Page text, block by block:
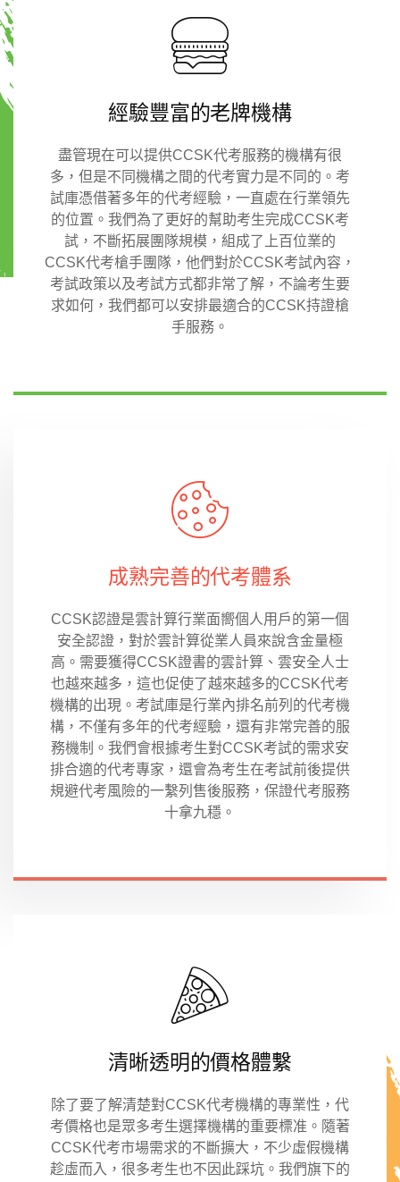
經驗豐富的老牌機構
盡管現在可以提供CCSK代考服務的機構有很
多，但是不同機構之間的代考實力是不同的。考
試庫憑借著多年的代考經驗，一直處在行業領先
的位置。我們為了更好的幫助考生完成CCSK考
試，不斷拓展團隊規模，組成了上百位業的
CCSK代考槍手團隊，他們對於CCSK考試內容，
考試政策以及考試方式都非常了解，不論考生要
求如何，我們都可以安排最適合的CCSK持證槍
手服務。
成熟完善的代考體系
CCSK認證是雲計算行業面嚮個人用戶的第一個
安全認證，對於雲計算從業人員來說含金量極
高。需要獲得CCSK證書的雲計算、雲安全人士
也越來越多，這也促使了越來越多的CCSK代考
機構的出現。考試庫是行業內排名前列的代考機
構，不僅有多年的代考經驗，還有非常完善的服
務機制。我們會根據考生對CCSK考試的需求安
排合適的代考專家，還會為考生在考試前後提供
規避代考風險的一繫列售後服務，保證代考服務
十拿九穩。
清晰透明的價格體繫
除了要了解清楚對CCSK代考機構的專業性，代
考價格也是眾多考生選擇機構的重要標准。隨著
CCSK代考市場需求的不斷擴大，不少虛假機構
趁虛而入，很多考生也不因此踩坑。我們旗下的